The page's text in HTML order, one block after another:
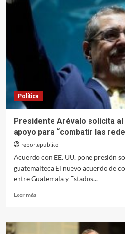
Genocidio
Washington-
Israel
Política
Presidente Arévalo solicita al
apoyo para “combatir las
reportepublico
Acuerdo con EE. UU. pone presión
guatemalteca El nuevo acuerdo de
entre Guatemala y Estados...
Leer másLeer
Presidente